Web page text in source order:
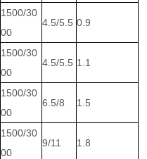
1500/30
00
4.5/5.5 0.9
1500/30
00
4.5/5.5 1.1
1500/30
00
6.5/8 1.5
1500/30
00
9/11 1.8